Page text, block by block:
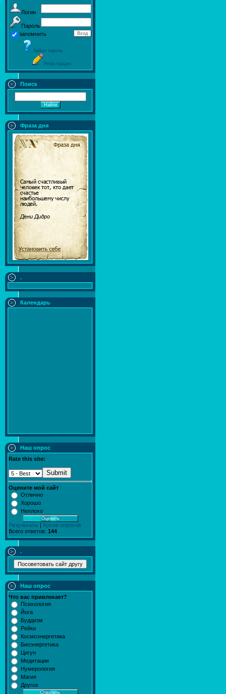
Логин
Пароль
запомнить
Забыл пароль
Регистрация
Поиск
Фраза дня
.
Календарь
Наш опрос
Rate this site:
Submit
Оцените мой сайт
Отлично
Хорошо
Неплохо
Результаты
Архив опросов
Всего ответов: 144
.
Наш опрос
Что вас привлекает?
Психология
Йога
Буддизм
Рейки
Космоэнергетика
Биоэнергетика
Цигун
Медитации
Нумерология
Магия
Другое